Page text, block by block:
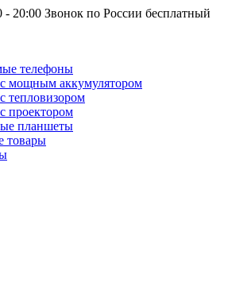
- 20:00 Звонок по России бесплатный
телефоны
мощным аккумулятором
тепловизором
проектором
планшеты
товары